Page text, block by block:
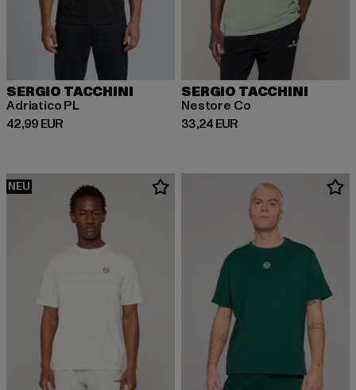
SERGIO TACCHINI
Adriatico PL
42,99 EUR
Derzeitiger Preis: 42,99 EUR
SERGIO TACCHINI
Nestore Co
33,24 EUR
Derzeitiger Preis: 33,24 EUR
NEU